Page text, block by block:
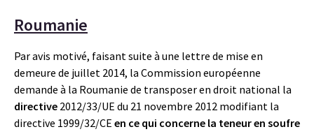
Roumanie
Par avis motivé, faisant suite à une lettre de mise en
demeure de juillet 2014, la Commission européenne
demande à la Roumanie de transposer en droit national la
directive 2012/33/UE du 21 novembre 2012 modifiant la
directive 1999/32/CE en ce qui concerne la teneur en soufre